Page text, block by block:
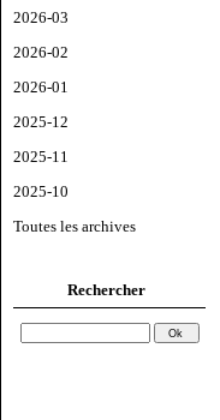
2026-03
2026-02
2026-01
2025-12
2025-11
2025-10
Toutes les archives
Rechercher